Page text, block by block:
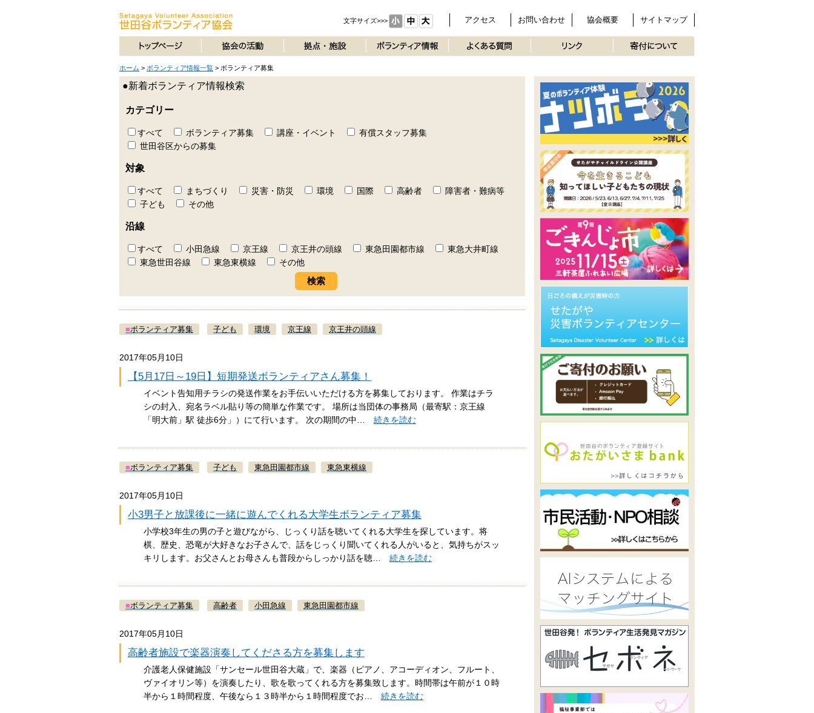
サイトマップ
協会概要
お問い合わせ
アクセス
文字サイズ>>>
ホーム > ボランティア情報一覧 > ボランティア募集
●新着ボランティア情報検索
カテゴリー
すべて ボランティア募集 講座・イベント
有償スタッフ募集
世田谷区からの募集
対象
すべて まちづくり 災害・防災 環境 国際 高齢者
障害者・難病等
子ども
その他
沿線
すべて 小田急線 京王線 京王井の頭線 東急田園都市線
東急大井町線
東急世田谷線
東急東横線 その他
■ボランティア募集 子ども 環境 京王線 京王井の頭線
2017年05月10日
【5月17日～19日】短期発送ボランティアさん募集！
イベント告知用チラシの発送作業をお手伝いいただける方を募集しております。 作業はチラ
シの封入、宛名ラベル貼り等の簡単な作業です。 場所は当団体の事務局（最寄駅：京王線
「明大前」駅 徒歩6分」）にて行います。 次の期間の中… 続きを読む
■ボランティア募集 子ども 東急田園都市線 東急東横線
2017年05月10日
小3男子と放課後に一緒に遊んでくれる大学生ボランティア募集
小学校3年生の男の子と遊びながら、じっくり話を聴いてくれる大学生を探しています。将
棋、歴史、恐竜が大好きなお子さんで、話をじっくり聞いてくれる人がいると、気持ちがスッ
キリします。お父さんとお母さんも普段からしっかり話を聴… 続きを読む
■ボランティア募集 高齢者 小田急線 東急田園都市線
2017年05月10日
高齢者施設で楽器演奏してくださる方を募集します
介護老人保健施設「サンセール世田谷大蔵」で、楽器（ピアノ、アコーディオン、フルート、
ヴァイオリン等）を演奏したり、歌を歌ってくれる方を募集致します。時間帯は午前が１０時
半から１時間程度、午後なら１３時半から１時間程度でお… 続きを読む